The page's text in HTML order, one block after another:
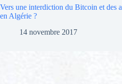
Vers une interdiction du Bitcoin et des
en Algérie ?
14 novembre 2017